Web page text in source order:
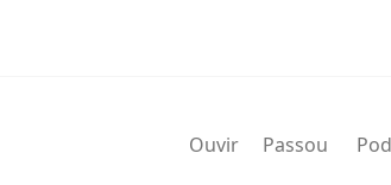
Ouvir Passou